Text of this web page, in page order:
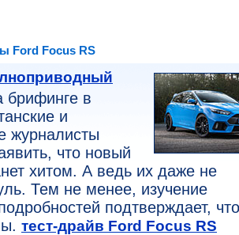
Ford Focus RS
брифинге в
и
журналисты
что новый
хитом. А ведь их даже не
Тем не менее, изучение
подтверждает, что
тест-драйв Ford Focus RS